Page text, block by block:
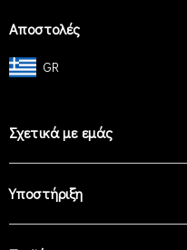
Αποστολές
GR
Σχετικά με εμάς
Υποστήριξη